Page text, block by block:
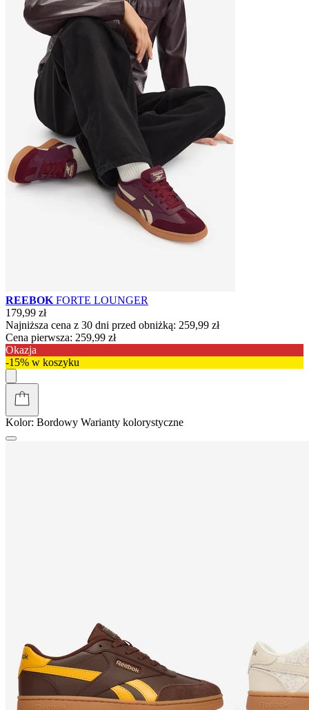
REEBOK FORTE LOUNGER
179,99 zł
Najniższa cena z 30 dni przed obniżką: 259,99 zł
Cena pierwsza: 259,99 zł
Okazja
-15% w koszyku
Kolor: Bordowy Warianty kolorystyczne